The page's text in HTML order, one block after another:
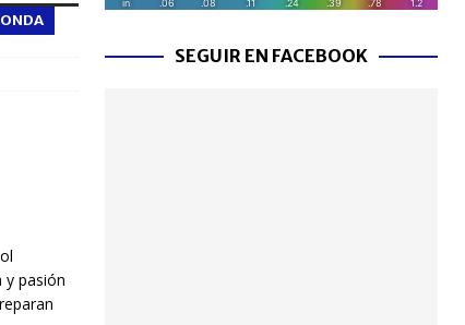
y pasión
SEGUIR EN FACEBOOK